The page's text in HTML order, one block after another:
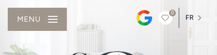
0
FR
MENU